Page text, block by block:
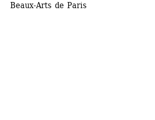
Beaux-Arts de Paris